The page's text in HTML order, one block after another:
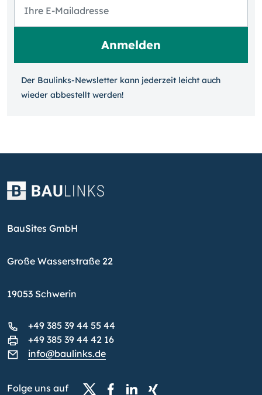
Der Baulinks-Newsletter kann jeder­zeit leicht auch
wieder ab­bestellt werden!
BauSites GmbH
Große Wasserstraße 22
19053 Schwerin
+49 385 39 44 55 44
+49 385 39 44 42 16
info@baulinks.de
Folge uns auf